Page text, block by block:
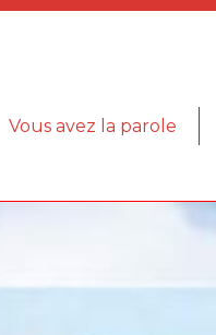
Vous avez la parole